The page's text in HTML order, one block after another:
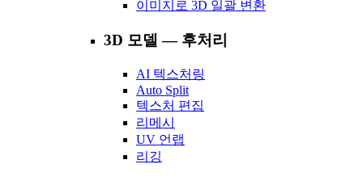
이미지로 3D 일괄 변환
3D 모델 — 후처리
AI 텍스처링
Auto Split
텍스처 편집
리메시
UV 언랩
리깅